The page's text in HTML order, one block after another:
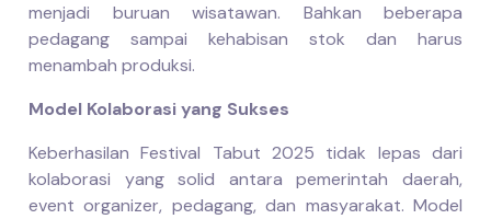
menjadi buruan wisatawan. Bahkan beberapa
pedagang sampai kehabisan stok dan harus
menambah produksi.
Model Kolaborasi yang Sukses
Keberhasilan Festival Tabut 2025 tidak lepas dari
kolaborasi yang solid antara pemerintah daerah,
event organizer, pedagang, dan masyarakat. Model